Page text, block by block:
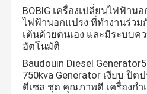
BOBIG เครื่องเปลี่ยนไฟฟ้าน
ไฟฟ้านอกแปรง ที่ทํางานร่วม
เต้นด้วยตนเอง และมีระบบค
อัตโนมัติ
Baudouin Diesel
750kva Generator เงียบ ปิด
ดีเซล ชุด คุณภาพดี เครื่องกํา